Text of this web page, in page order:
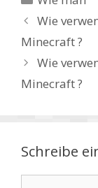
Wie
Minecraft ?
Wie
Minecraft ?
Schreibe